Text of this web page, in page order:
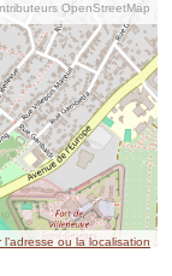
OpenStreetMap
l’adresse ou la localisation